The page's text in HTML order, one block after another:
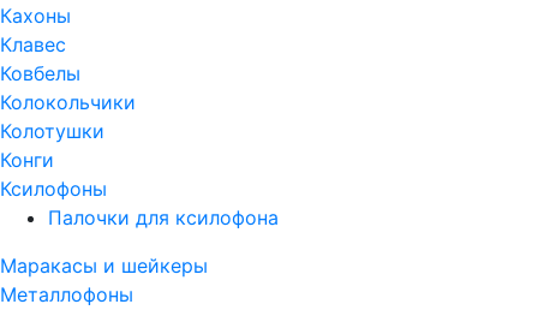
Кахоны
Клавес
Ковбелы
Колокольчики
Колотушки
Конги
Ксилофоны
Палочки для ксилофона
Маракасы и шейкеры
Металлофоны